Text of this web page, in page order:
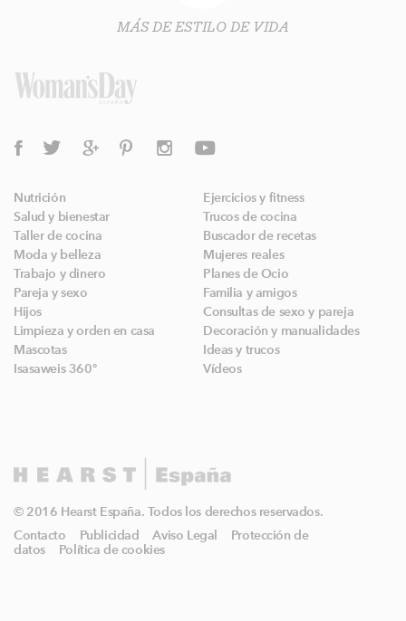
MÁS DE ESTILO DE VIDA
Nutrición
Ejercicios y fitness
Salud y bienestar
Trucos de cocina
Taller de cocina
Buscador de recetas
Moda y belleza
Mujeres reales
Trabajo y dinero
Planes de Ocio
Pareja y sexo
Familia y amigos
Hijos
Consultas de sexo y pareja
Limpieza y orden en casa
Decoración y manualidades
Mascotas
Ideas y trucos
Isasaweis 360º
Vídeos
© 2016 Hearst España. Todos los derechos reservados.
Contacto
Publicidad Aviso Legal
Protección de
datos
Política de cookies